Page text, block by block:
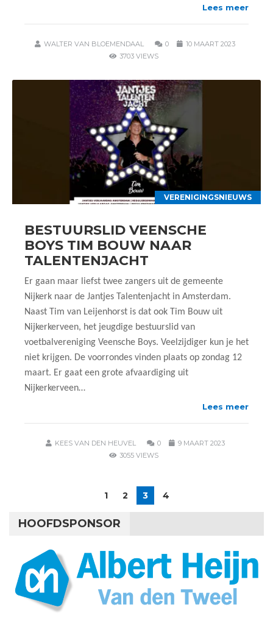
Lees meer
WALTER VAN BLOEMENDAAL 0
10 MAART 2023
3703 VIEWS
VERENIGINGSNIEUWS
BESTUURSLID VEENSCHE
BOYS TIM BOUW NAAR
TALENTENJACHT
Er gaan maar liefst twee zangers uit de gemeente
Nijkerk naar de Jantjes Talentenjacht in Amsterdam.
Naast Tim van Leijenhorst is dat ook Tim Bouw uit
Nijkerkerveen, het jeugdige bestuurslid van
voetbalvereniging Veensche Boys. Veelzijdiger kun je het
niet krijgen. De voorrondes vinden plaats op zondag 12
maart. Er gaat een grote afvaardiging uit
Nijkerkerveen…
Lees meer
KEES VAN DEN HEUVEL 0
9 MAART 2023
3055 VIEWS
1 2 3 4
HOOFDSPONSOR